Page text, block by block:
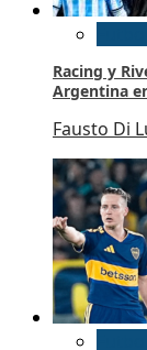
Racing y
Argentina
Fausto Di